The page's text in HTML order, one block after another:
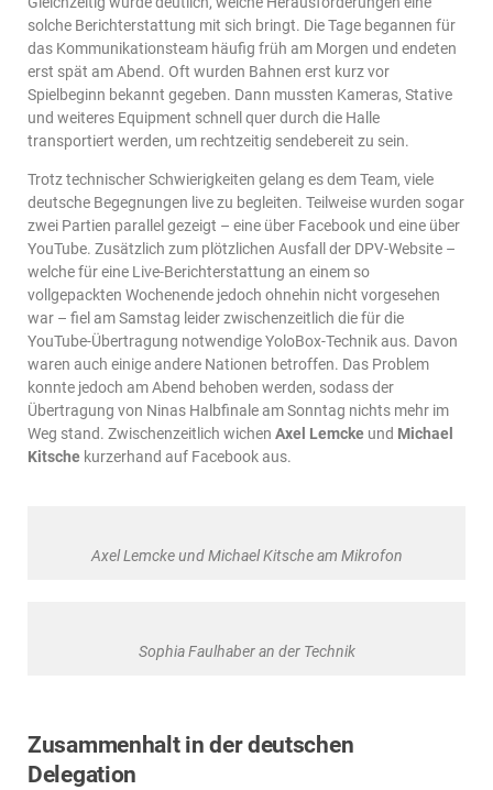
solche Berichterstattung mit sich bringt. Die Tage begannen für
das Kommunikationsteam häufig früh am Morgen und endeten
erst spät am Abend. Oft wurden Bahnen erst kurz vor
Spielbeginn bekannt gegeben. Dann mussten Kameras, Stative
und weiteres Equipment schnell quer durch die Halle
transportiert werden, um rechtzeitig sendebereit zu sein.
Trotz technischer Schwierigkeiten gelang es dem Team, viele
deutsche Begegnungen live zu begleiten. Teilweise wurden sogar
zwei Partien parallel gezeigt – eine über Facebook und eine über
YouTube. Zusätzlich zum plötzlichen Ausfall der DPV-Website –
welche für eine Live-Berichterstattung an einem so
vollgepackten Wochenende jedoch ohnehin nicht vorgesehen
war – fiel am Samstag leider zwischenzeitlich die für die
YouTube-Übertragung notwendige YoloBox-Technik aus. Davon
waren auch einige andere Nationen betroffen. Das Problem
konnte jedoch am Abend behoben werden, sodass der
Übertragung von Ninas Halbfinale am Sonntag nichts mehr im
Weg stand. Zwischenzeitlich wichen Axel Lemcke und Michael
Kitsche kurzerhand auf Facebook aus.
Axel Lemcke und Michael Kitsche am Mikrofon
Sophia Faulhaber an der Technik
Zusammenhalt in der deutschen
Delegation